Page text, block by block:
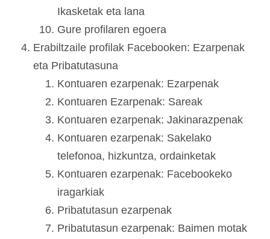
Ikasketak eta lana
Gure profilaren egoera
Erabiltzaile profilak Facebooken: Ezarpenak
eta Pribatutasuna
Kontuaren ezarpenak: Ezarpenak
Kontuaren Ezarpenak: Sareak
Kontuaren ezarpenak: Jakinarazpenak
Kontuaren ezarpenak: Sakelako
telefonoa, hizkuntza, ordainketak
Kontuaren ezarpenak: Facebookeko
iragarkiak
Pribatutasun ezarpenak
Pribatutasun ezarpenak: Baimen motak